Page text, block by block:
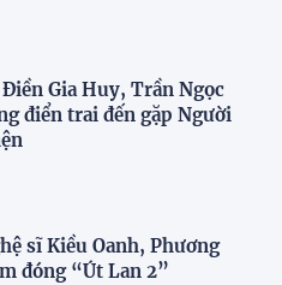
Điền Gia Huy, Trần Ngọc
điển trai đến gặp Người
sĩ Kiều Oanh, Phương
đóng “Út Lan 2”